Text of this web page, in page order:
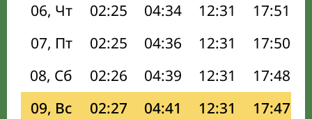
06, Чт
02:25 04:34 12:31 17:51
07, Пт
02:25 04:36 12:31 17:50
08, Сб
02:26 04:39 12:31 17:48
09, Вс
02:27 04:41 12:31 17:47